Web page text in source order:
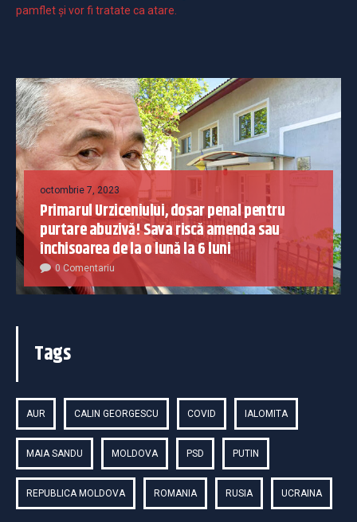
pamflet și vor fi tratate ca atare.
octombrie 7, 2023
Primarul Urziceniului, dosar penal pentru
purtare abuzivă! Sava riscă amenda sau
închisoarea de la o lună la 6 luni
0 Comentariu
Tags
AUR CALIN GEORGESCU COVID IALOMITA
MAIA SANDU MOLDOVA PSD PUTIN
REPUBLICA MOLDOVA ROMANIA RUSIA UCRAINA